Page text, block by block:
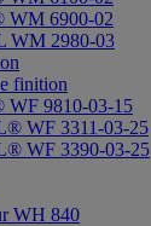
6900-02
WM 2980-03
finition
9810-03-15
WF 3311-03-25
WF 3390-03-25
WH 840